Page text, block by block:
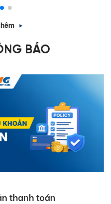
BÁO
thanh toán